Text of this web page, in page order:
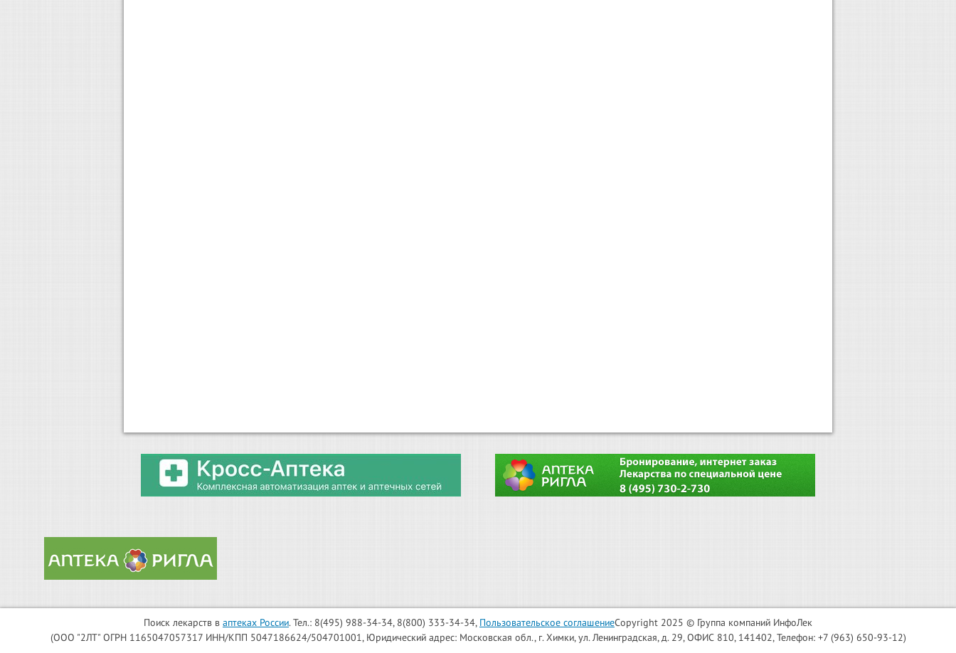
Поиск лекарств в аптеках России. Тел.: 8(495) 988-34-34, 8(800) 333-34-34, Пользовательское соглашениеCopyright 2025 © Группа компаний ИнфоЛек
(ООО "2ЛТ" ОГРН 1165047057317 ИНН/КПП 5047186624/504701001, Юридический адрес: Московская обл., г. Химки, ул. Ленинградская, д. 29, ОФИС 810, 141402, Телефон: +7 (963) 650-93-12)